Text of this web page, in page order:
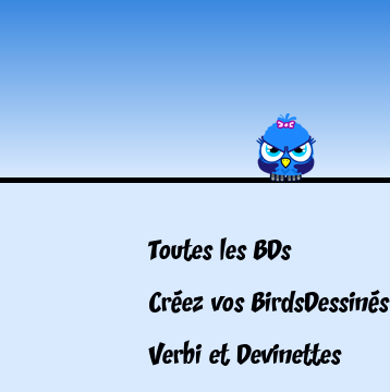
Toutes les BDs
Créez vos BirdsDessinés
Verbi et Devinettes